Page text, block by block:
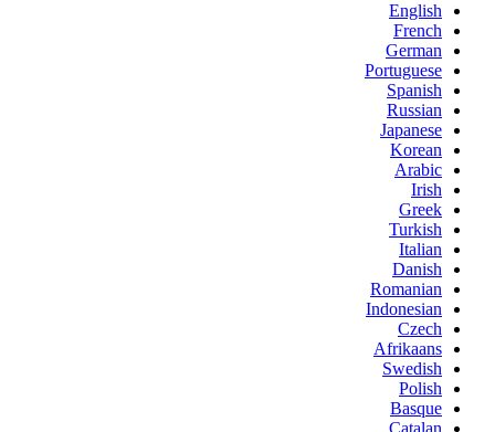
English
French
German
Portuguese
Spanish
Russian
Japanese
Korean
Arabic
Irish
Greek
Turkish
Italian
Danish
Romanian
Indonesian
Czech
Afrikaans
Swedish
Polish
Basque